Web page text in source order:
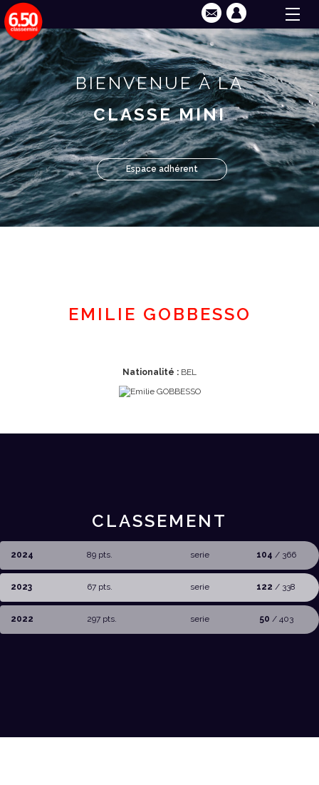
BIENVENUE À LA
CLASSE MINI
Espace adhérent
EMILIE GOBBESSO
Nationalité : BEL
CLASSEMENT
2024 89 pts. serie 104 / 366
2023 67 pts. serie 122 / 338
2022 297 pts. serie 50 / 403